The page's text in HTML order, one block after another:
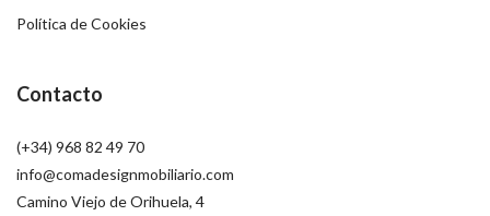
Política de Cookies
Contacto
(+34) 968 82 49 70
info@comadesignmobiliario.com
Camino Viejo de Orihuela, 4